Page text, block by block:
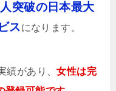
突破の日本最大
スになります。
績があり、女性は完